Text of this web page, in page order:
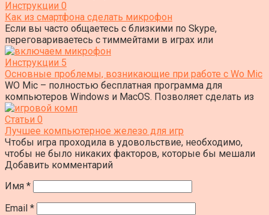
Инструкции 0
Как из смартфона сделать микрофон
Если вы часто общаетесь с близкими по Skype,
переговариваетесь с тиммейтами в играх или
Инструкции 5
Основные проблемы, возникающие при работе с Wo Mic
WO Mic – полностью бесплатная программа для
компьютеров Windows и MacOS. Позволяет сделать из
Статьи 0
Лучшее компьютерное железо для игр
Чтобы игра проходила в удовольствие, необходимо,
чтобы не было никаких факторов, которые бы мешали
Добавить комментарий
Имя *
Email *